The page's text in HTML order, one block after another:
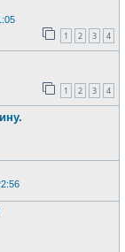
1 2 3 4
1 2 3 4